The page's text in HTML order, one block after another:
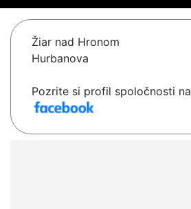
Žiar nad Hronom
Hurbanova
Pozrite si profil spoločnosti na